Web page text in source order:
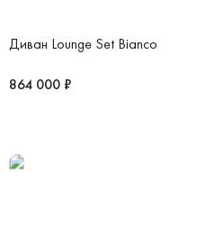
Диван Lounge Set Bianco
864 000 ₽